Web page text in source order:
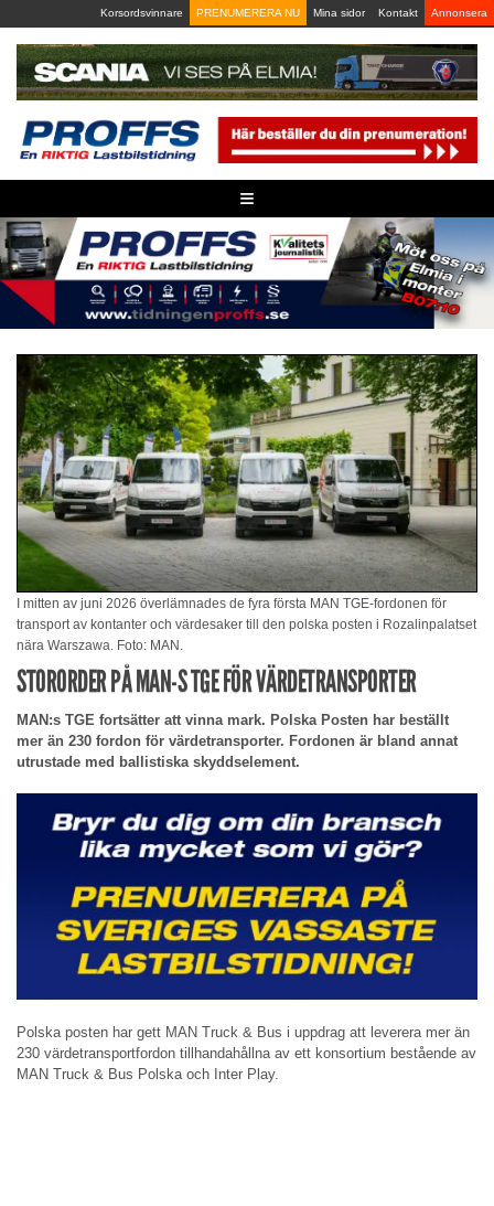
to
content
Korsordsvinnare PRENUMERERA NU Mina sidor Kontakt Annonsera
≡
I mitten av juni 2026 överlämnades de fyra första MAN TGE-fordonen för
transport av kontanter och värdesaker till den polska posten i Rozalinpalatset
nära Warszawa. Foto: MAN.
STORORDER PÅ MAN-S TGE FÖR VÄRDETRANSPORTER
MAN:s TGE fortsätter att vinna mark. Polska Posten har beställt
mer än 230 fordon för värdetransporter. Fordonen är bland annat
utrustade med ballistiska skyddselement.
Polska posten har gett MAN Truck & Bus i uppdrag att leverera mer än
230 värdetransportfordon tillhandahållna av ett konsortium bestående av
MAN Truck & Bus Polska och Inter Play.